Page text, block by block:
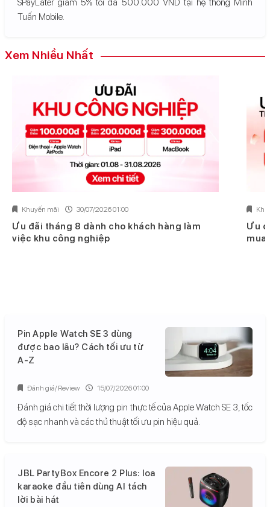
SPayLater giảm 5% tối đa 500.000 VND tại hệ thống Minh
Tuấn Mobile.
Xem Nhiều Nhất
Khuyến mãi 30/07/2026 01:00
Ưu đãi tháng 8 dành cho khách hàng làm
việc khu công nghiệp
Ưu
mua
Pin Apple Watch SE 3 dùng
được bao lâu? Cách tối ưu từ
A-Z
Đánh giá chi tiết thời lượng pin thực tế của Apple Watch SE 3, tốc
độ sạc nhanh và các thủ thuật tối ưu pin hiệu quả.
Đánh giá/ Review 15/07/2026 01:00
JBL PartyBox Encore 2 Plus: loa
karaoke đầu tiên dùng AI tách
lời bài hát